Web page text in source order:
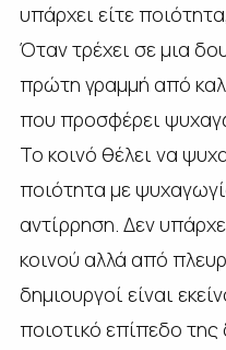
υπάρχει είτε
Όταν τρέχει σε μια
πρώτη γραμμή από
που προσφέρει
Το κοινό θέλει να
ποιότητα με
αντίρρηση. Δεν
κοινού αλλά από
δημιουργοί είναι
ποιοτικό επίπεδο